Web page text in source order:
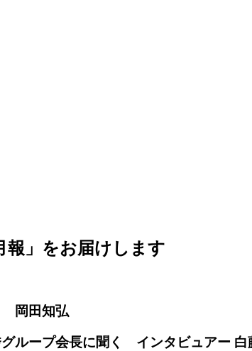
」をお届けします
岡田知弘
ループ会長に聞く インタビュアー 白